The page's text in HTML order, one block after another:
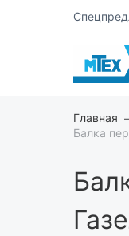
Главная
Балка